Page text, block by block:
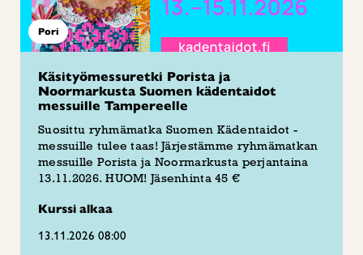
Pori
Käsityömessuretki Porista ja
Noormarkusta Suomen kädentaidot
messuille Tampereelle
Suosittu ryhmämatka Suomen Kädentaidot -
messuille tulee taas! Järjestämme ryhmämatkan
messuille Porista ja Noormarkusta perjantaina
13.11.2026. HUOM! Jäsenhinta 45 €
Kurssi alkaa
13.11.2026 08:00